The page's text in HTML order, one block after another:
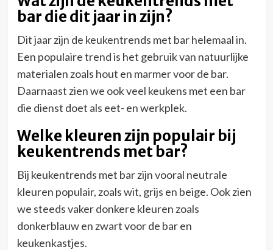
bar die dit jaar in zijn?
Dit jaar zijn de keukentrends met bar helemaal in.
Een populaire trend is het gebruik van natuurlijke
materialen zoals hout en marmer voor de bar.
Daarnaast zien we ook veel keukens met een bar
die dienst doet als eet- en werkplek.
Welke kleuren zijn populair bij
keukentrends met bar?
Bij keukentrends met bar zijn vooral neutrale
kleuren populair, zoals wit, grijs en beige. Ook zien
we steeds vaker donkere kleuren zoals
donkerblauw en zwart voor de bar en
keukenkastjes.